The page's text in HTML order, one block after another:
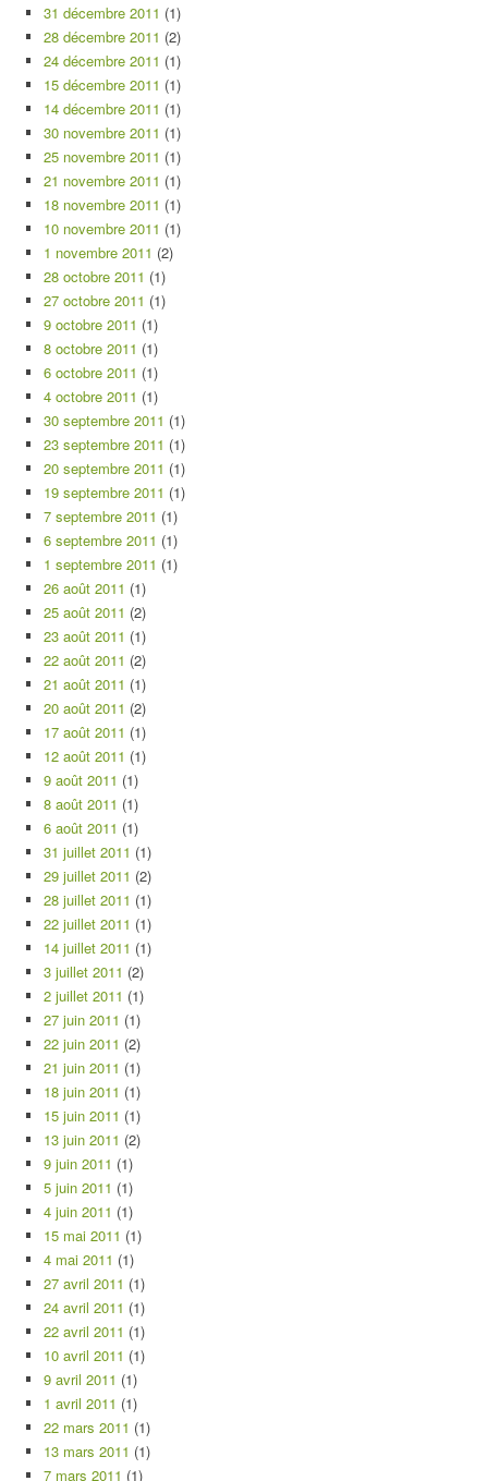
31 décembre 2011 (1)
28 décembre 2011 (2)
24 décembre 2011 (1)
15 décembre 2011 (1)
14 décembre 2011 (1)
30 novembre 2011 (1)
25 novembre 2011 (1)
21 novembre 2011 (1)
18 novembre 2011 (1)
10 novembre 2011 (1)
1 novembre 2011 (2)
28 octobre 2011 (1)
27 octobre 2011 (1)
9 octobre 2011 (1)
8 octobre 2011 (1)
6 octobre 2011 (1)
4 octobre 2011 (1)
30 septembre 2011 (1)
23 septembre 2011 (1)
20 septembre 2011 (1)
19 septembre 2011 (1)
7 septembre 2011 (1)
6 septembre 2011 (1)
1 septembre 2011 (1)
26 août 2011 (1)
25 août 2011 (2)
23 août 2011 (1)
22 août 2011 (2)
21 août 2011 (1)
20 août 2011 (2)
17 août 2011 (1)
12 août 2011 (1)
9 août 2011 (1)
8 août 2011 (1)
6 août 2011 (1)
31 juillet 2011 (1)
29 juillet 2011 (2)
28 juillet 2011 (1)
22 juillet 2011 (1)
14 juillet 2011 (1)
3 juillet 2011 (2)
2 juillet 2011 (1)
27 juin 2011 (1)
22 juin 2011 (2)
21 juin 2011 (1)
18 juin 2011 (1)
15 juin 2011 (1)
13 juin 2011 (2)
9 juin 2011 (1)
5 juin 2011 (1)
4 juin 2011 (1)
15 mai 2011 (1)
4 mai 2011 (1)
27 avril 2011 (1)
24 avril 2011 (1)
22 avril 2011 (1)
10 avril 2011 (1)
9 avril 2011 (1)
1 avril 2011 (1)
22 mars 2011 (1)
13 mars 2011 (1)
7 mars 2011 (1)